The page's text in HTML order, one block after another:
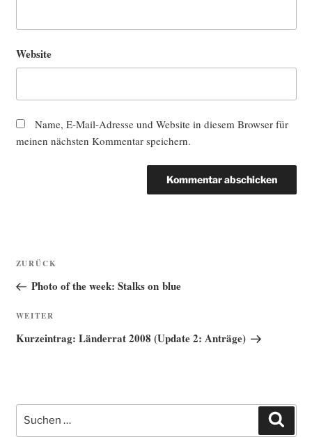
Website
Name, E-Mail-Adresse und Website in diesem Browser für
meinen nächsten Kommentar speichern.
Beitragsnavigation
Vorheriger
Beitrag
ZURÜCK
Photo of the week: Stalks on blue
Nächster
Beitrag
WEITER
Kurzeintrag: Länderrat 2008 (Update 2: Anträge)
Suche
nach: